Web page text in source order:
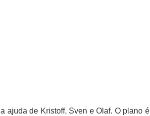
ajuda de Kristoff, Sven e Olaf. O plano é